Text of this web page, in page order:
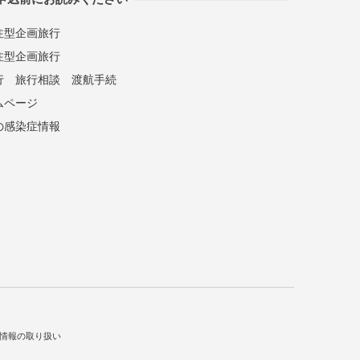
型企画旅行
型企画旅行
旅行相談
渡航手続
ページ
感染症情報
報の取り扱い